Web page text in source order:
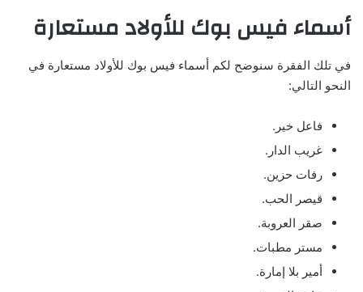
أسماء فيس بوك للأولاد مستعارة
في تلك الفقرة سنوضح لكم أسماء فيس بوك للأولاد مستعارة في
النحو التالي:
فاعل خير.
غريب الدار.
رفات حزين.
قيصر الحب.
صقر العروبة.
مستر مطبات.
أمير بلا إمارة.